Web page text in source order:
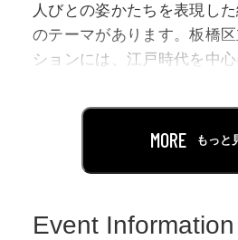
人びとの姿かたちを表現し
のテーマがあります。板橋
ションには、江戸時代を中
の対象とされる肖像画、憧
向けられた美人や異国の人
ながりが見て取れます。本
MORE もっと
Event Information